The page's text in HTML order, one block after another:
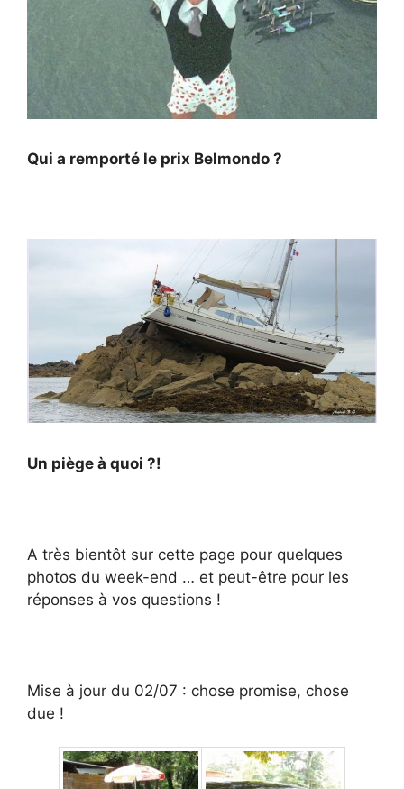
Qui a remporté le prix Belmondo ?
Un piège à quoi ?!
A très bientôt sur cette page pour quelques
photos du week-end … et peut-être pour les
réponses à vos questions !
Mise à jour du 02/07 : chose promise, chose
due !